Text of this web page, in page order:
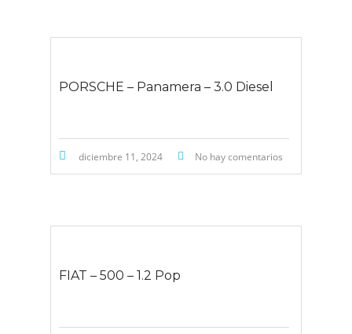
PORSCHE – Panamera – 3.0 Diesel
diciembre 11, 2024 No hay comentarios
FIAT – 500 – 1.2 Pop